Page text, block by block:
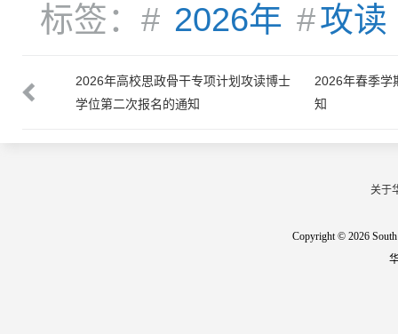
标签：# 2026年 #攻读
作的通
2026年高校思政骨干专项计划攻读博士
学位第二次报名的通知
2026年春季学
知
关于
Copyright © 2026